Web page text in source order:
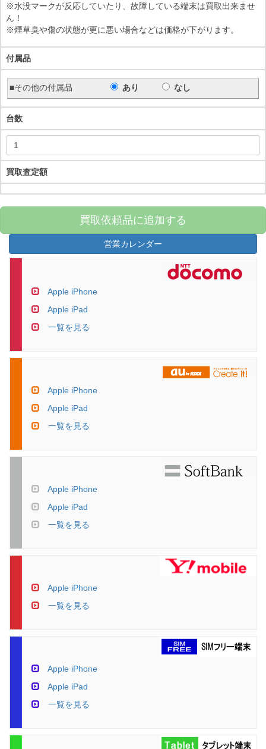
※水没マークが反応していたり、故障している端末は買取出来ませ
ん！
※煙草臭や傷の状態が更に悪い場合などは価格が下がります。
付属品
■その他の付属品 あり なし
台数
買取査定額
買取依頼品に追加する
営業カレンダー
Apple iPhone
Apple iPad
一覧を見る
Apple iPhone
Apple iPad
一覧を見る
Apple iPhone
Apple iPad
一覧を見る
Apple iPhone
一覧を見る
Apple iPhone
Apple iPad
一覧を見る